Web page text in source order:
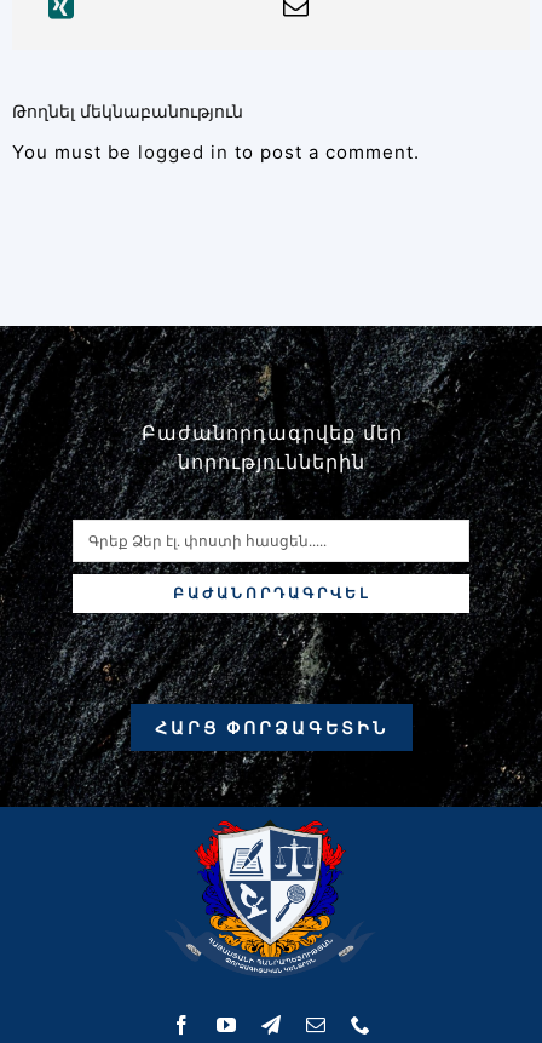
Թողնել մեկնաբանություն
You must be logged in to post a comment.
Բաժանորդագրվեք մեր
նորություններին
ԲԱԺԱՆՈՐԴԱԳՐՎԵԼ
ՀԱՐՑ ՓՈՐՁԱԳԵՏԻՆ